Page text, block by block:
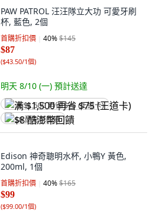
PAW PATROL 汪汪隊立大功 可愛牙刷
杯, 藍色, 2個
首購折扣價 40%$145
$87
($43.50/1個)
明天 8/10 (一) 預計送達
满 $1,500 再省 $75 (王道卡)
$8 酷澎幣回饋
Edison 神奇聰明水杯, 小鴨Y 黃色,
200ml, 1個
首購折扣價 40%$165
$99
($99.00/1個)